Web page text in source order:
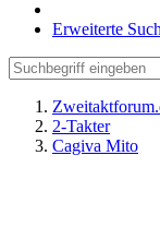
Erweiterte
2-Takter
Cagiva Mito